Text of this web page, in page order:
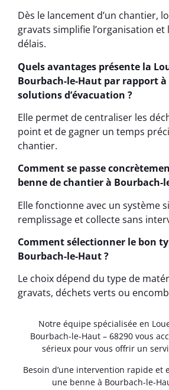
Dès le lancement d’un chantier,
gravats simplifie l’organisation et
délais.
Quels avantages présente la
Bourbach-le-Haut par rapport à
solutions d’évacuation ?
Elle permet de centraliser les
point et de gagner un temps
chantier.
Comment se passe
benne de chantier à Bourbach-
Elle fonctionne avec un système
remplissage et collecte sans
Comment sélectionner le bon
Bourbach-le-Haut ?
Le choix dépend du type de
gravats, déchets verts ou
Notre équipe spécialisée en
Bourbach-le-Haut – 68290 vous
sérieux pour vous offrir un
Besoin d’une intervention rapide et
une benne à Bourbach-le-